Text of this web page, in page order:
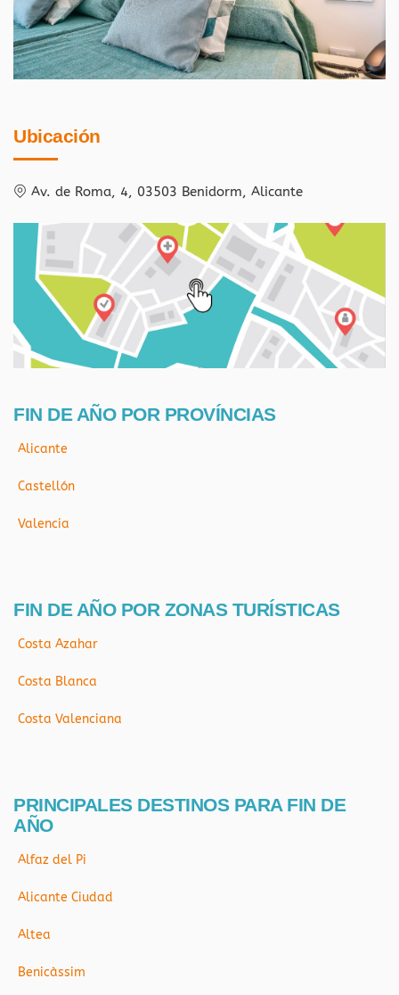
Ubicación
Av. de Roma, 4, 03503 Benidorm, Alicante
FIN DE AÑO POR PROVÍNCIAS
Alicante
Castellón
Valencia
FIN DE AÑO POR ZONAS TURÍSTICAS
Costa Azahar
Costa Blanca
Costa Valenciana
PRINCIPALES DESTINOS PARA FIN DE
AÑO
Alfaz del Pi
Alicante Ciudad
Altea
Benicàssim